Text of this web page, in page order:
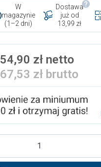
W
magazynie
(1–2 dni)
Dostawa
już od
13,99 zł
54,90 zł netto
67,53 zł brutto